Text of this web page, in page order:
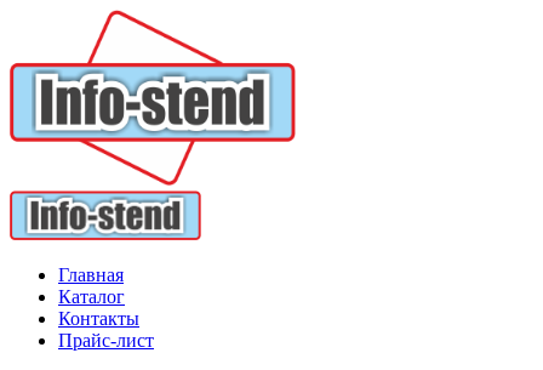
Главная
Каталог
Контакты
Прайс-лист